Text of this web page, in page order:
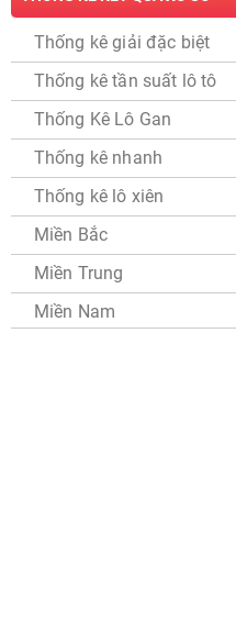
Thống kê giải đặc biệt
Thống kê tần suất lô tô
Thống Kê Lô Gan
Thống kê nhanh
Thống kê lô xiên
Miền Bắc
Miền Trung
Miền Nam